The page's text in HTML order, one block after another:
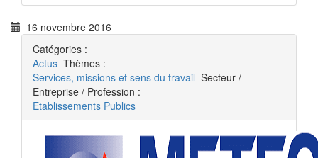
16 novembre 2016
Catégories :
Actus Thèmes :
Services, missions et sens du travail Secteur /
Entreprise / Profession :
Etablissements Publics